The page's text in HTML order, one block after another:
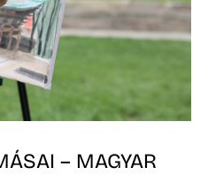
– MAGYAR